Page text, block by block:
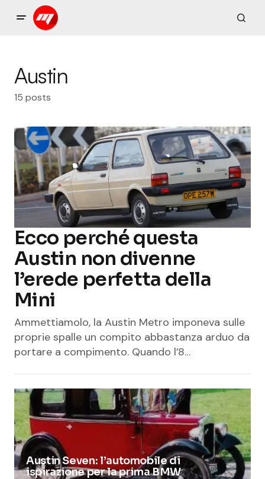
Austin
15 posts
Ecco perché questa
Austin non divenne
l’erede perfetta della
Mini
Ammettiamolo, la Austin Metro imponeva sulle
proprie spalle un compito abbastanza arduo da
portare a compimento. Quando l’8…
Austin Seven: l’automobile di
ispirazione per la prima BMW